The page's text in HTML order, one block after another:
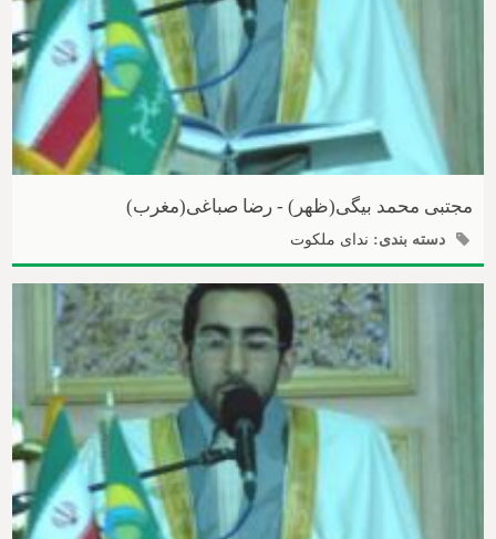
مجتبی محمد بیگی(ظهر) - رضا صباغی(مغرب)
دسته بندی: ندای ملکوت